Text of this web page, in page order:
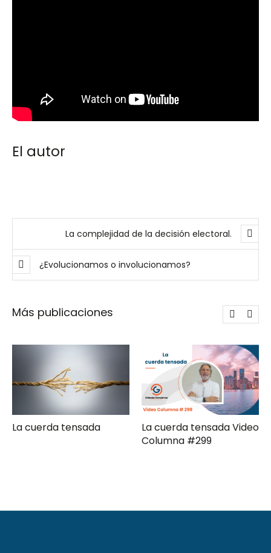
El autor
La complejidad de la decisión electoral.
¿Evolucionamos o involucionamos?
Más publicaciones
La cuerda tensada Video
Gerencia de
moderna Clave ComPol